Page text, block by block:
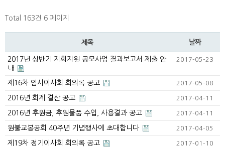
Total 163건 6 페이지
제목 날짜
2017년 상반기 지회지원 공모사업 결과보고서 제출 안
내
2017-05-23
제16차 임시이사회 회의록 공고 2017-05-08
2016년 회계 결산 공고 2017-04-11
2016년 후원금, 후원물품 수입, 사용결과 공고 2017-04-11
원불교봉공회 40주년 기념행사에 초대합니다 2017-04-05
제19차 정기이사회 회의록 공고 2017-01-10